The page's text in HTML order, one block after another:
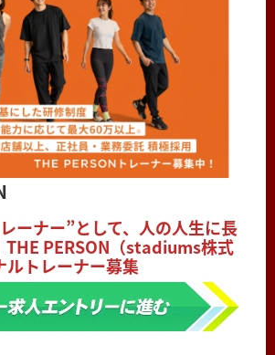
ーナー”として、人の人生に長
THE PERSON（stadiums株式
ルトレーナー募集